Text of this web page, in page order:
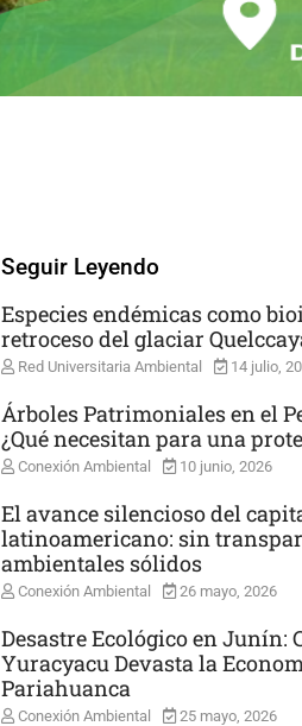
Seguir Leyendo
Especies endémicas como
retroceso del glaciar
Red Universitaria Ambiental 14 julio,
Árboles Patrimoniales en el
¿Qué necesitan para una
Conexión Ambiental 10 junio, 2026
El avance silencioso del
latinoamericano: sin
ambientales sólidos
Conexión Ambiental 26 mayo, 2026
Desastre Ecológico en Junín:
Yuracyacu Devasta la
Pariahuanca
Conexión Ambiental 25 mayo, 2026